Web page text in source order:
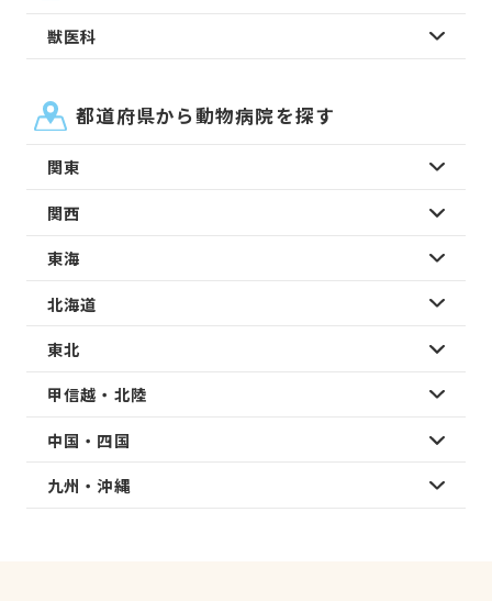
獣医科
都道府県から動物病院を探す
関東
関西
東海
北海道
東北
甲信越・北陸
中国・四国
九州・沖縄